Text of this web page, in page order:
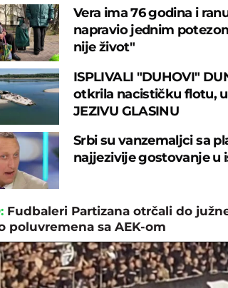
Vera ima 76 godina i
napravio jednim
nije život"
ISPLIVALI "DUHOVI"
otkrila nacističku flotu,
JEZIVU GLASINU
Srbi su vanzemaljci sa
najjezivije gostovanje u
Fudbaleri Partizana otrčali do
poluvremena sa AEK-om